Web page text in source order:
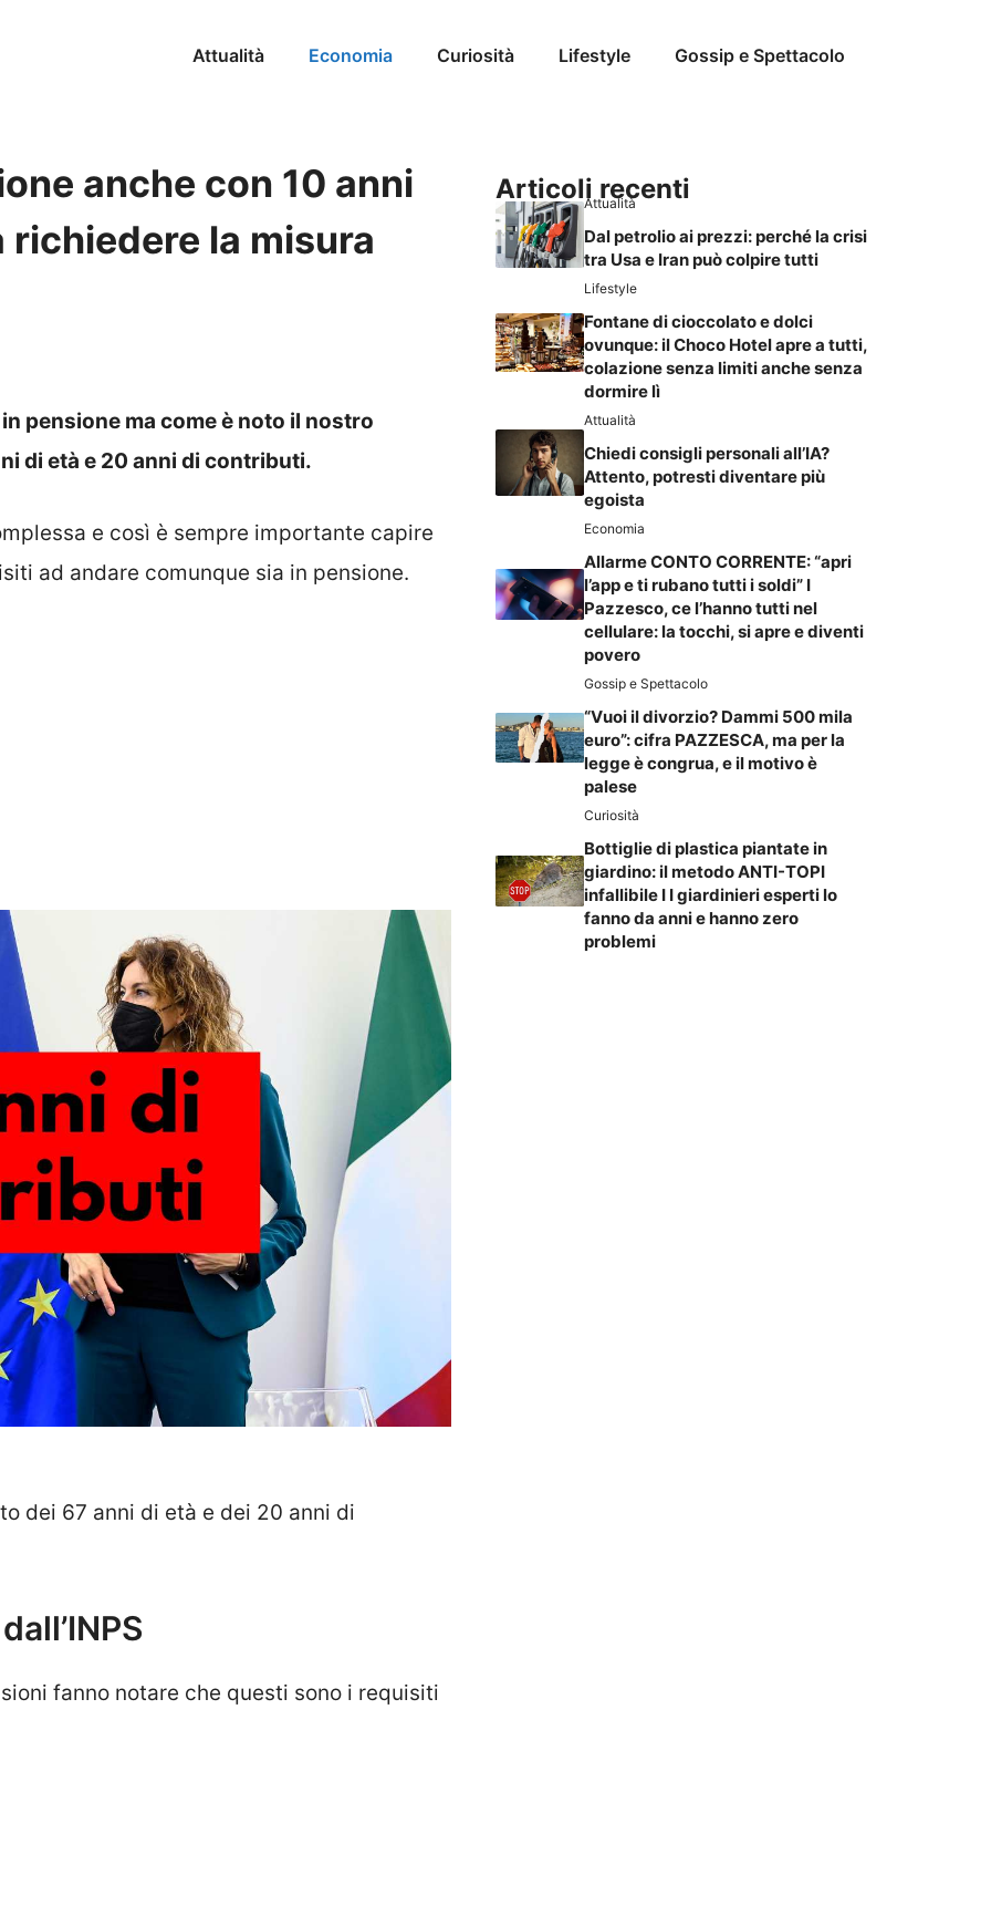
Attualità Economia Curiosità Lifestyle Gossip e Spettacolo
anche con 10 anni
la misura
pensione ma come è noto il nostro
di età e 20 anni di contributi.
e così è sempre importante capire
ad andare comunque sia in pensione.
dei 67 anni di età e dei 20 anni di
fanno notare che questi sono i requisiti
Articoli recenti
Attualità
Dal petrolio ai prezzi: perché la crisi
tra Usa e Iran può colpire tutti
Lifestyle
Fontane di cioccolato e dolci
ovunque: il Choco Hotel apre a tutti,
colazione senza limiti anche senza
dormire lì
Attualità
Chiedi consigli personali all’IA?
Attento, potresti diventare più
egoista
Economia
Allarme CONTO CORRENTE: “apri
l’app e ti rubano tutti i soldi” I
Pazzesco, ce l’hanno tutti nel
cellulare: la tocchi, si apre e diventi
povero
Gossip e Spettacolo
“Vuoi il divorzio? Dammi 500 mila
euro”: cifra PAZZESCA, ma per la
legge è congrua, e il motivo è
palese
Curiosità
Bottiglie di plastica piantate in
giardino: il metodo ANTI-TOPI
infallibile I I giardinieri esperti lo
fanno da anni e hanno zero
problemi